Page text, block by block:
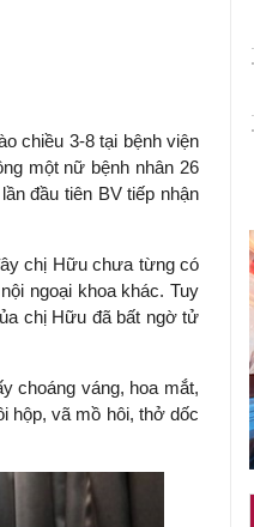
chiều 3-8 tại bệnh viện
một nữ bệnh nhân 26
đầu tiên BV tiếp nhận
chị Hữu chưa từng có
ngoại khoa khác. Tuy
chị Hữu đã bất ngờ tử
choáng váng, hoa mắt,
hộp, vã mồ hôi, thở dốc